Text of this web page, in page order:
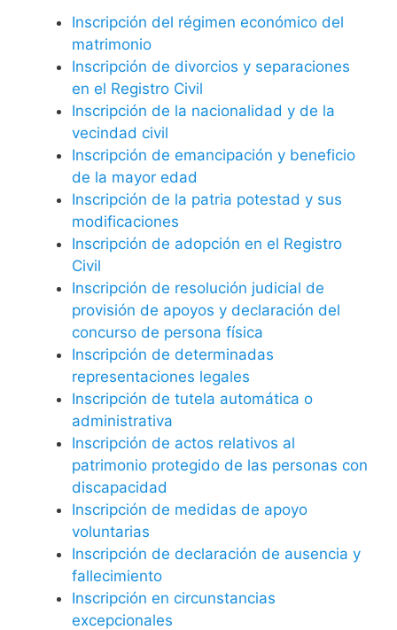
Inscripción del régimen económico del
matrimonio
Inscripción de divorcios y separaciones
en el Registro Civil
Inscripción de la nacionalidad y de la
vecindad civil
Inscripción de emancipación y beneficio
de la mayor edad
Inscripción de la patria potestad y sus
modificaciones
Inscripción de adopción en el Registro
Civil
Inscripción de resolución judicial de
provisión de apoyos y declaración del
concurso de persona física
Inscripción de determinadas
representaciones legales
Inscripción de tutela automática o
administrativa
Inscripción de actos relativos al
patrimonio protegido de las personas con
discapacidad
Inscripción de medidas de apoyo
voluntarias
Inscripción de declaración de ausencia y
fallecimiento
Inscripción en circunstancias
excepcionales